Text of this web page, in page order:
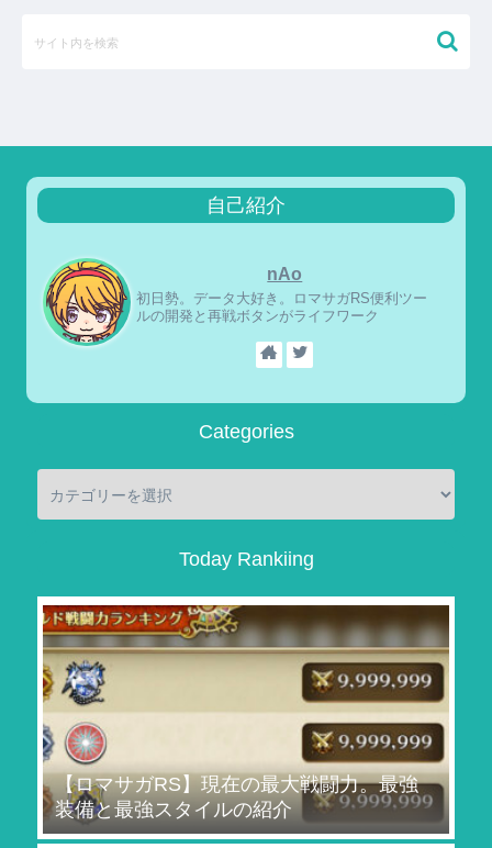
自己紹介
nAo
初日勢。データ大好き。ロマサガRS便利ツー
ルの開発と再戦ボタンがライフワーク
Categories
Today Rankiing
【ロマサガRS】現在の最大戦闘力。最強
装備と最強スタイルの紹介